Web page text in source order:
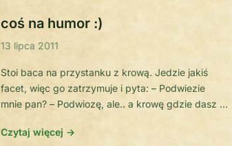
coś na humor :)
13 lipca 2011
Stoi baca na przystanku z krową. Jedzie jakiś
facet, więc go zatrzymuje i pyta: – Podwiezie
mnie pan? – Podwiozę, ale.. a krowę gdzie dasz ?
pobiegnie. Facet jedzie 20km/h – krowa się
Czytaj więcej →